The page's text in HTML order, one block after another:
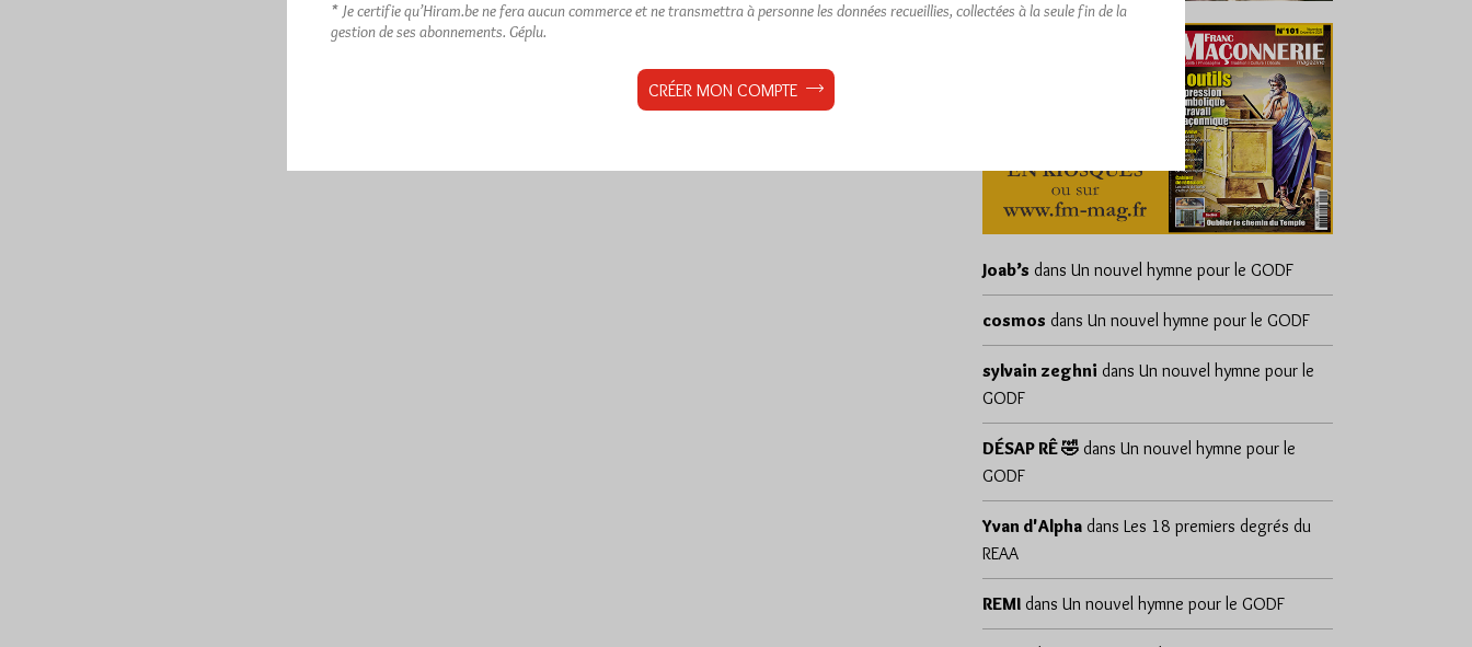
Joab’s dans Un nouvel hymne pour le GODF
cosmos dans Un nouvel hymne pour le GODF
sylvain zeghni dans Un nouvel hymne pour le
GODF
DÉSAP RÊ 🤣 dans Un nouvel hymne pour le
GODF
Yvan d'Alpha dans Les 18 premiers degrés du
REAA
REMI dans Un nouvel hymne pour le GODF
* Je certifie qu’Hiram.be ne fera aucun commerce et ne transmettra à personne les données recueillies, collectées à la seule fin de la
gestion de ses abonnements. Géplu.
CRÉER MON COMPTE